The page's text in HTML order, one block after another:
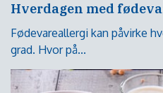
Hverdagen med
Fødevareallergi kan påvirke
grad. Hvor på...